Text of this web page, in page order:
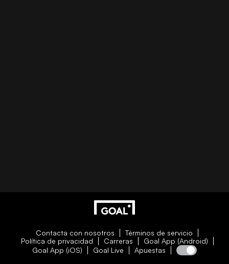
Contacta con nosotros
Términos de servicio
Política de privacidad
Carreras
Goal App (Android)
Goal App (iOS)
Goal Live Apuestas